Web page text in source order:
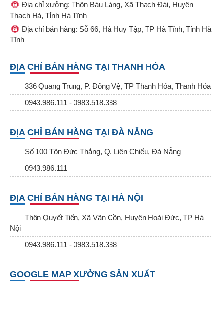
Địa chỉ xưởng: Thôn Bàu Láng, Xã Thạch Đài, Huyện
Thạch Hà, Tỉnh Hà Tĩnh
Địa chỉ bán hàng: Sỗ 66, Hà Huy Tập, TP Hà Tĩnh, Tỉnh Hà
Tĩnh
ĐỊA CHỈ BÁN HÀNG TẠI THANH HÓA
336 Quang Trung, P. Đông Vệ, TP Thanh Hóa, Thanh Hóa
0943.986.111 - 0983.518.338
ĐỊA CHỈ BÁN HÀNG TẠI ĐÀ NẴNG
Số 100 Tôn Đức Thắng, Q. Liên Chiểu, Đà Nẵng
0943.986.111
ĐỊA CHỈ BÁN HÀNG TẠI HÀ NỘI
Thôn Quyết Tiến, Xã Vân Cồn, Huyện Hoài Đức, TP Hà
Nội
0943.986.111 - 0983.518.338
GOOGLE MAP XƯỞNG SẢN XUẤT